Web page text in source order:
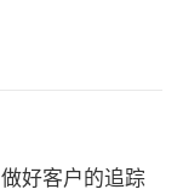
好客户的追踪